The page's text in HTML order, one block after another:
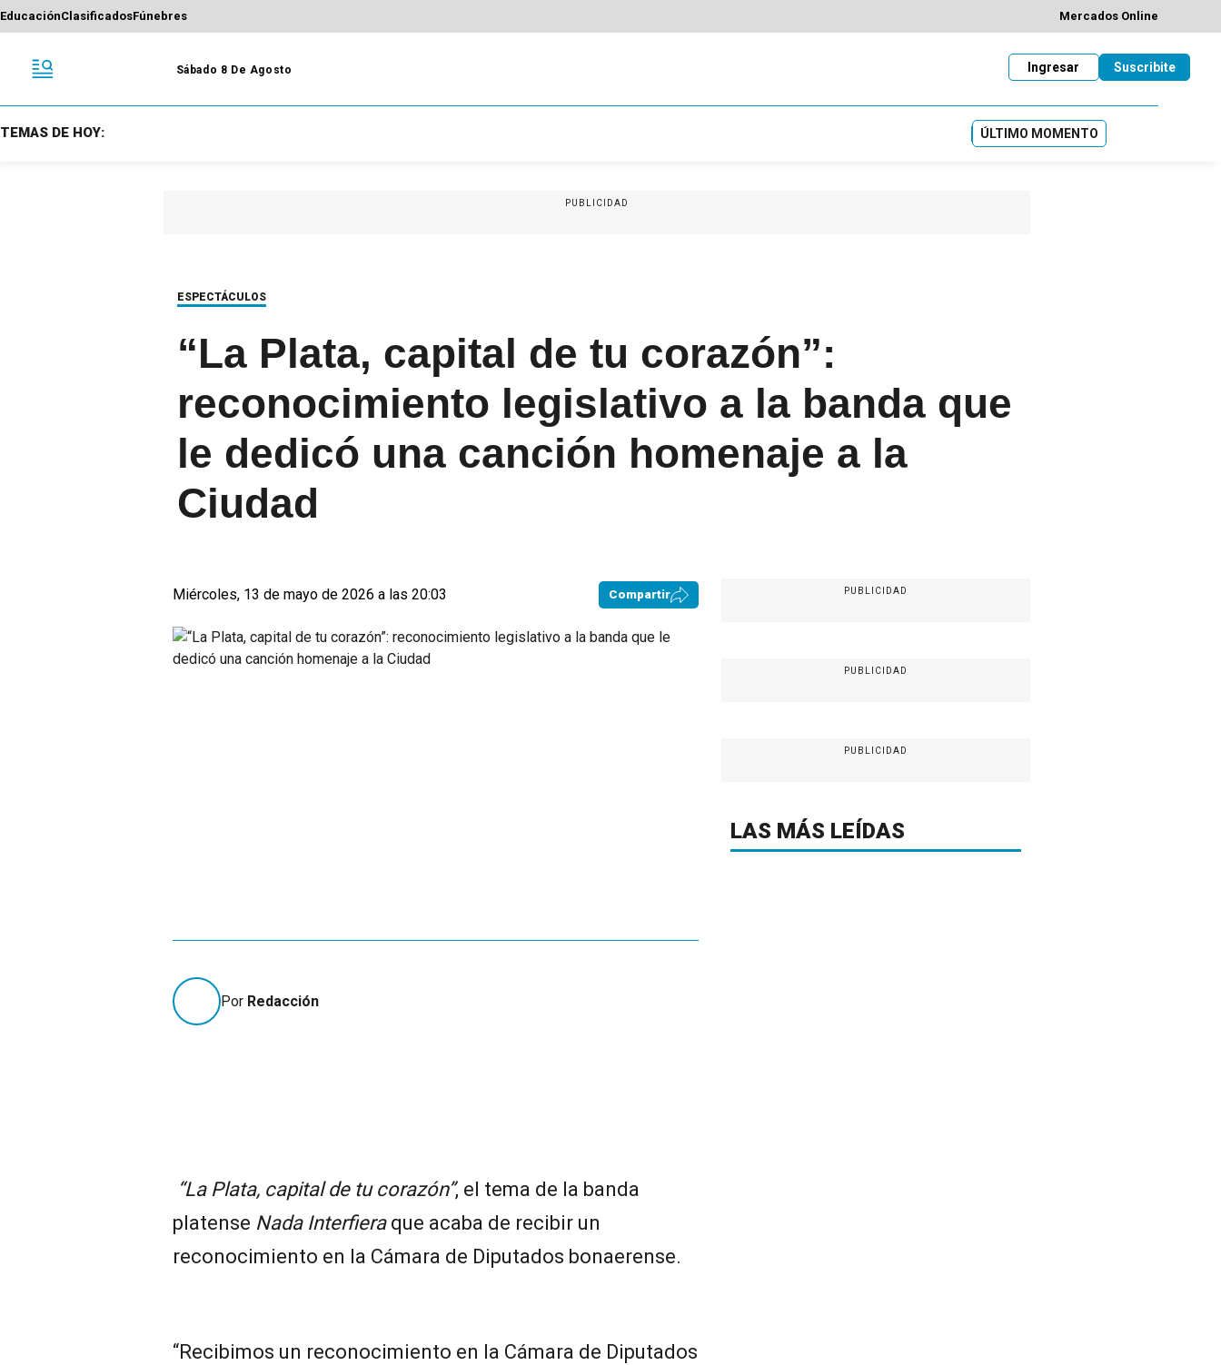
EducaciónClasificadosFúnebres Mercados Online
Sábado 8 De Agosto Suscribite
Ingresar
TEMAS DE HOY: ÚLTIMO MOMENTO
PUBLICIDAD
ESPECTÁCULOS
“La Plata, capital de tu corazón”:
reconocimiento legislativo a la banda que
le dedicó una canción homenaje a la
Ciudad
Miércoles, 13 de mayo de 2026 a las 20:03 Compartir
Por Redacción
“La Plata, capital de tu corazón”, el tema de la banda
platense Nada Interfieraque acaba de recibir un
reconocimiento en la Cámara de Diputados bonaerense.
“Recibimos un reconocimiento en la Cámara de Diputados
PUBLICIDAD
PUBLICIDAD
PUBLICIDAD
LAS MÁS LEÍDAS